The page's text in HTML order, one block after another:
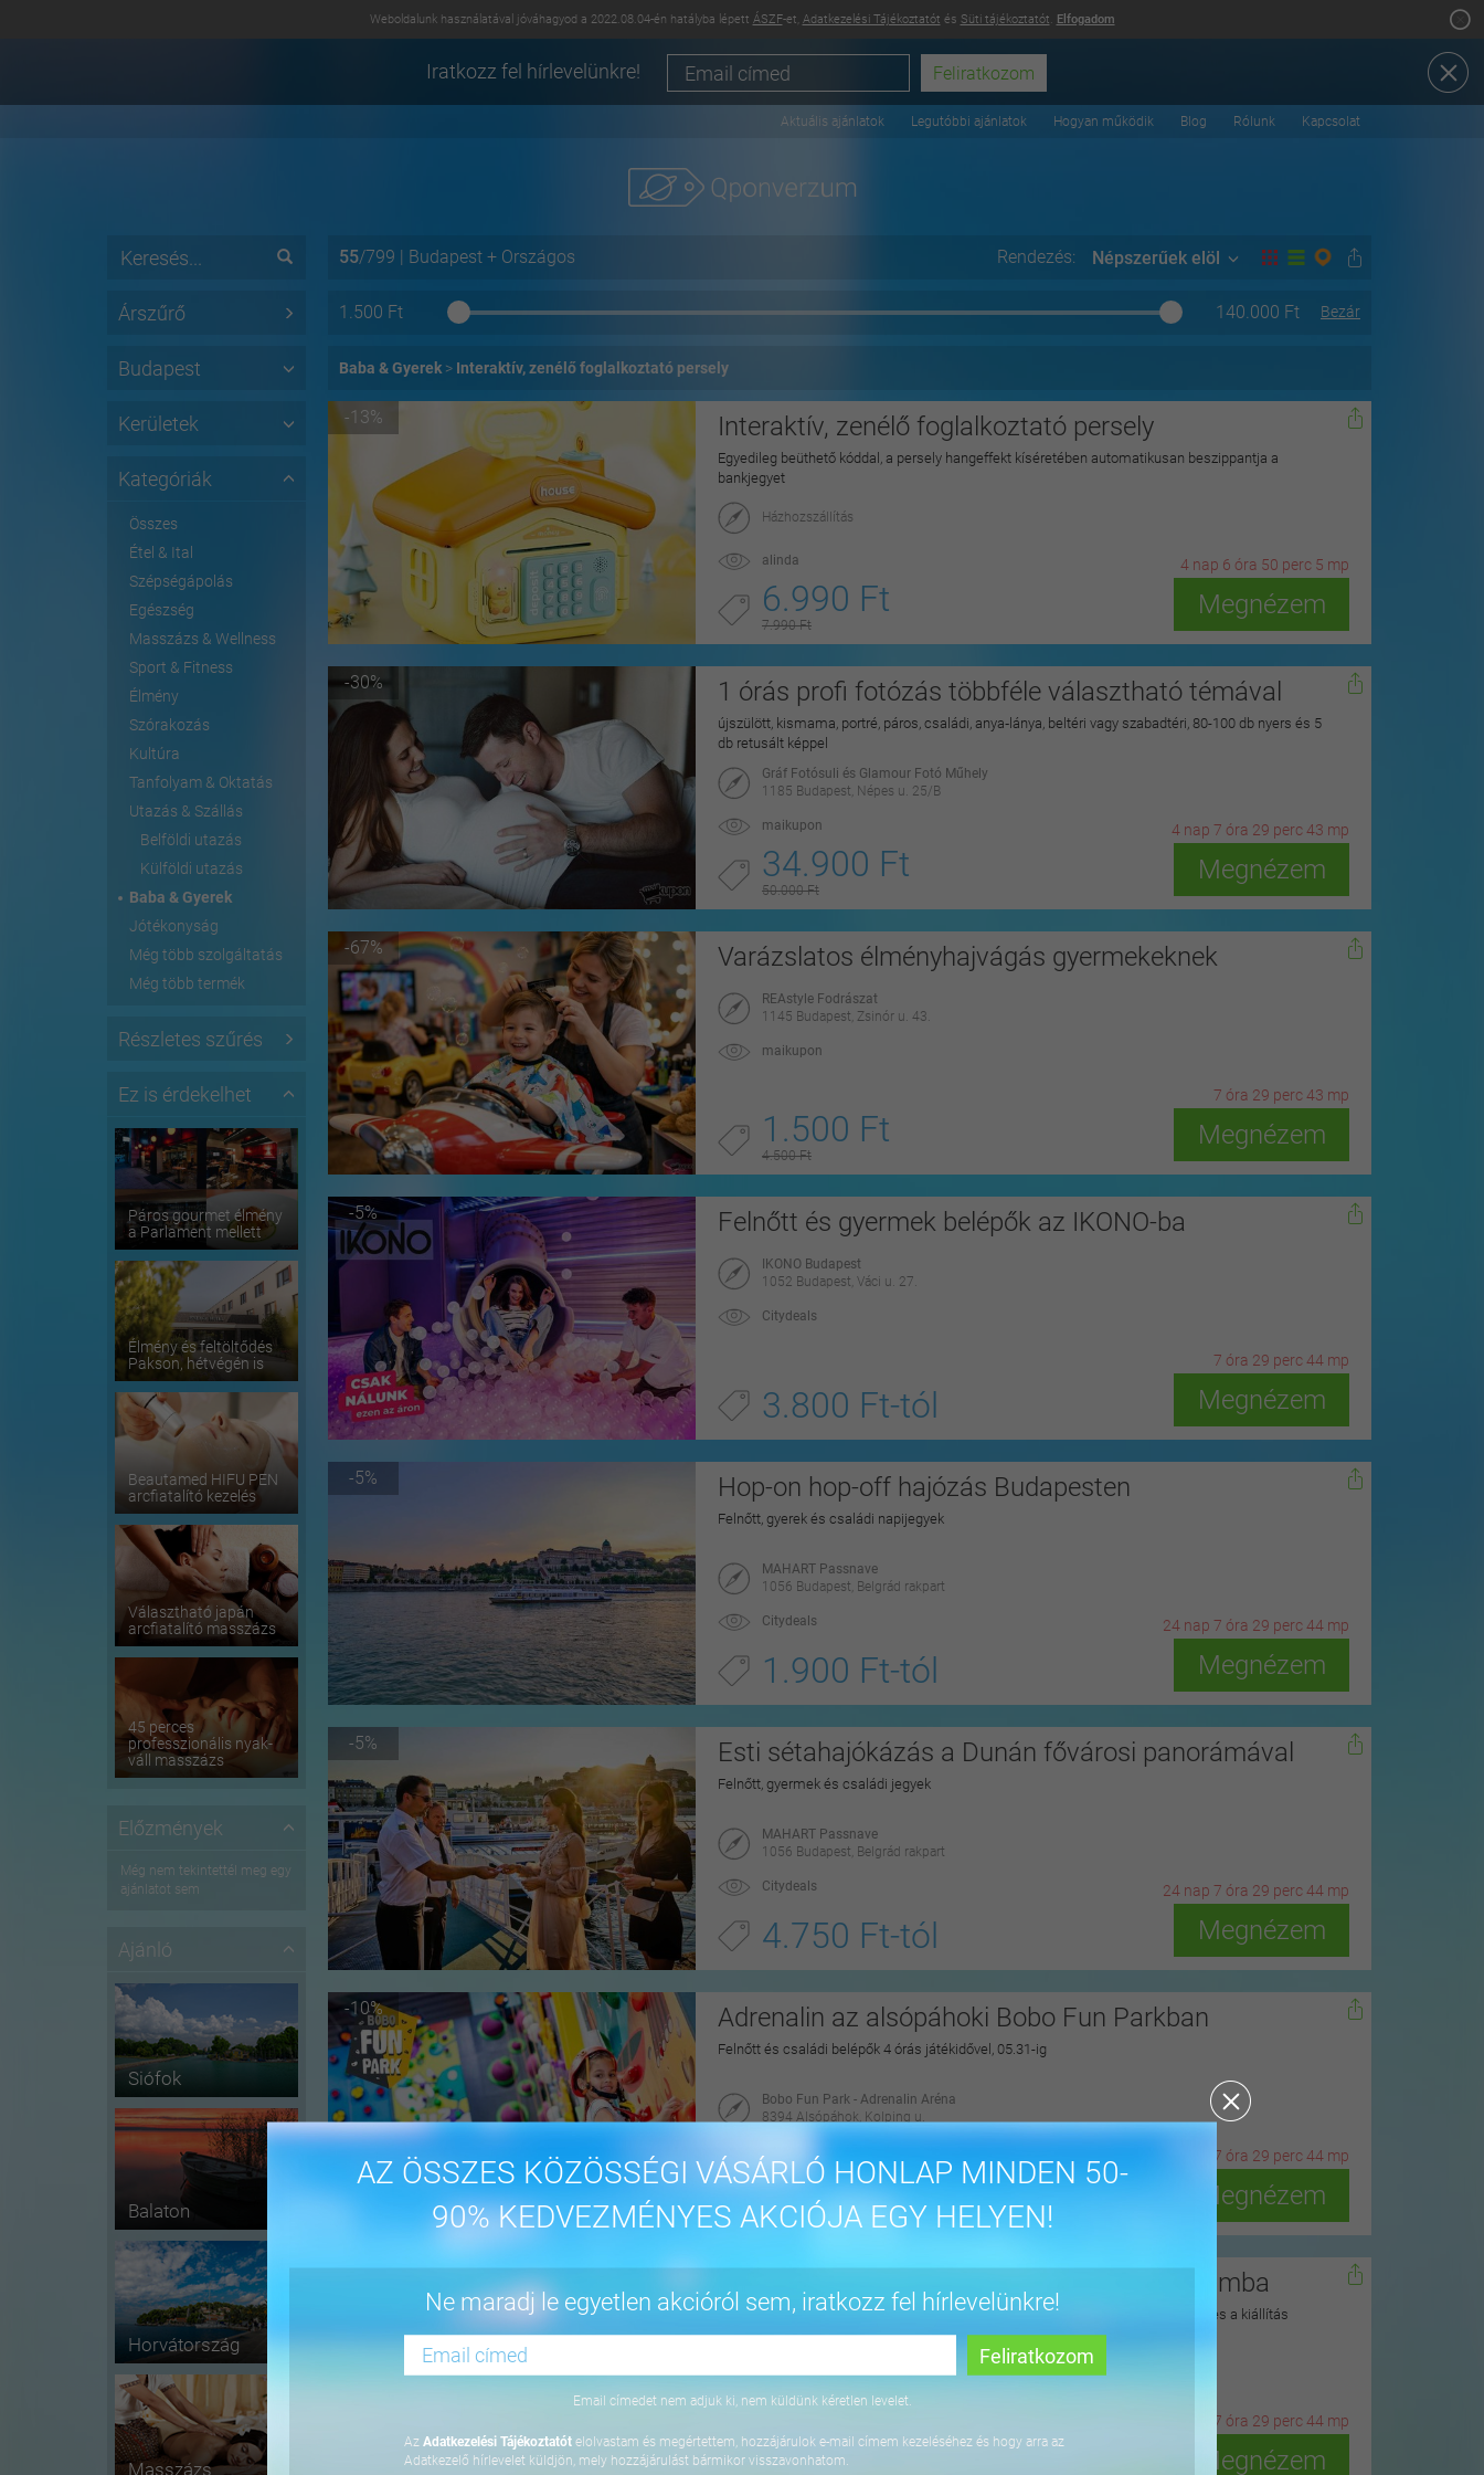
Weboldalunk használatával jóváhagyod a 2022.08.04-én hatályba lépett ÁSZF-et, Adatkezelési Tájékoztatót és Süti tájékoztatót. Elfogadom
Iratkozz fel hírlevelünkre!
AZ ÖSSZES KÖZÖSSÉGI VÁSÁRLÓ HONLAP MINDEN 50-
90% KEDVEZMÉNYES AKCIÓJA EGY HELYEN!
Ne maradj le egyetlen akcióról sem, iratkozz fel hírlevelünkre!
Email címedet nem adjuk ki, nem küldünk kéretlen levelet.
Az Adatkezelési Tájékoztatót elolvastam és megértettem, hozzájárulok e-mail címem kezeléséhez és hogy arra az
Adatkezelő hírlevelet küldjön, mely hozzájárulást bármikor visszavonhatom.
Aktuális ajánlatok Legutóbbi ajánlatok Hogyan működik Blog Rólunk Kapcsolat
Árszűrő
Budapest
Kerületek
Kategóriák
Összes
Étel & Ital
Szépségápolás
Egészség
Masszázs & Wellness
Sport & Fitness
Élmény
Szórakozás
Kultúra
Tanfolyam & Oktatás
Utazás & Szállás
Belföldi utazás
Külföldi utazás
Baba & Gyerek
Jótékonyság
Még több szolgáltatás
Még több termék
Részletes szűrés
Ez is érdekelhet
Páros gourmet élmény
a Parlament mellett
Élmény és feltöltődés
Pakson, hétvégén is
Beautamed HIFU PEN
arcfiatalító kezelés
Választható japán
arcfiatalító masszázs
45 perces
professzionális nyak-
váll masszázs
Előzmények
Még nem tekintettél meg egy
ajánlatot sem
Ajánló
Siófok
Balaton
Horvátország
Masszázs
55/799 | Budapest + Országos Rendezés: Népszerűek elöl
1.500 Ft Bezár
140.000 Ft
Baba & Gyerek Interaktív, zenélő foglalkoztató persely
-13% Interaktív, zenélő foglalkoztató persely
Egyedileg beüthető kóddal, a persely hangeffekt kíséretében automatikusan beszippantja a
bankjegyet
Házhozszállítás
alinda 4 nap 6 óra 50 perc 3 mp
6.990 Ft
7.990 Ft
Megnézem
-30% 1 órás profi fotózás többféle választható témával
újszülött, kismama, portré, páros, családi, anya‑lánya, beltéri vagy szabadtéri, 80-100 db nyers és 5
db retusált képpel
Gráf Fotósuli és Glamour Fotó Műhely
1185 Budapest, Népes u. 25/B
maikupon 4 nap 7 óra 29 perc41 mp
34.900 Ft
50.000 Ft
Megnézem
-67% Varázslatos élményhajvágás gyermekeknek
REAstyle Fodrászat
1145 Budapest, Zsinór u. 43.
maikupon
7 óra 29 perc41 mp
1.500 Ft
4.500 Ft
Megnézem
-5% Felnőtt és gyermek belépők az IKONO-ba
IKONO Budapest
1052 Budapest, Váci u. 27.
Citydeals
7 óra 29 perc42 mp
3.800 Ft-tól Megnézem
-5% Hop-on hop-off hajózás Budapesten
Felnőtt, gyerek és családi napijegyek
MAHART Passnave
1056 Budapest, Belgrád rakpart
Citydeals 24 nap 7 óra 29 perc42 mp
1.900 Ft-tól Megnézem
-5% Esti sétahajókázás a Dunán fővárosi panorámával
Felnőtt, gyermek és családi jegyek
MAHART Passnave
1056 Budapest, Belgrád rakpart
Citydeals 24 nap 7 óra 29 perc42 mp
4.750 Ft-tól Megnézem
-10% Adrenalin az alsópáhoki Bobo Fun Parkban
Felnőtt és családi belépők 4 órás játékidővel, 05.31-ig
Bobo Fun Park - Adrenalin Aréna
8394 Alsópáhok, Kolping u.
7 óra 29 perc42 mp
7.200 Ft-tól Megnézem
-5% Családi belépő a Madame Tussauds múzeumba
2 felnőtt + 1 gyerek/diák részére, a belépő a múzeumlátogatást követően érvényes a kiállítás
mellett található Pop&Roll Art Toilet különleges helyszínére is
7 óra 29 perc42 mp
23.270 Ft Megnézem